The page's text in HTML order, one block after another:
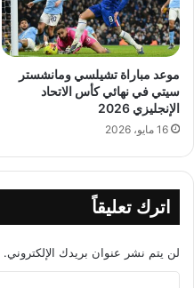
موعد مباراة تشيلسي ومانشستر
سيتي في نهائي كأس الاتحاد
الإنجليزي 2026
16 مايو، 2026
اترك تعليقاً
لن يتم نشر عنوان بريدك الإلكتروني.